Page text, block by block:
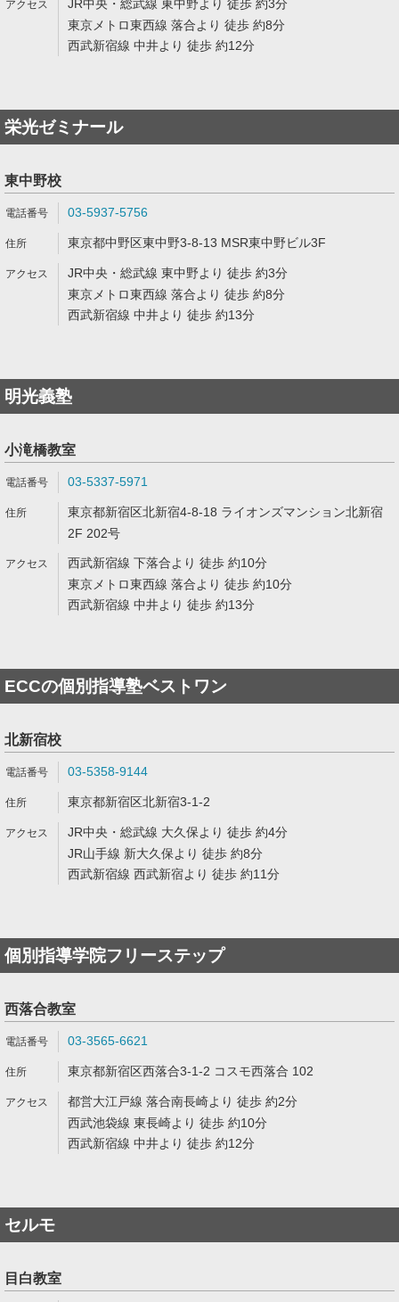
JR中央・総武線 東中野より 徒歩 約3分
東京メトロ東西線 落合より 徒歩 約8分
西武新宿線 中井より 徒歩 約12分
栄光ゼミナール
東中野校
03-5937-5756
東京都中野区東中野3-8-13 MSR東中野ビル3F
JR中央・総武線 東中野より 徒歩 約3分
東京メトロ東西線 落合より 徒歩 約8分
西武新宿線 中井より 徒歩 約13分
明光義塾
小滝橋教室
03-5337-5971
東京都新宿区北新宿4-8-18 ライオンズマンション北新宿
2F 202号
西武新宿線 下落合より 徒歩 約10分
東京メトロ東西線 落合より 徒歩 約10分
西武新宿線 中井より 徒歩 約13分
ECCの個別指導塾ベストワン
北新宿校
03-5358-9144
東京都新宿区北新宿3-1-2
JR中央・総武線 大久保より 徒歩 約4分
JR山手線 新大久保より 徒歩 約8分
西武新宿線 西武新宿より 徒歩 約11分
個別指導学院フリーステップ
西落合教室
03-3565-6621
東京都新宿区西落合3-1-2 コスモ西落合 102
都営大江戸線 落合南長崎より 徒歩 約2分
西武池袋線 東長崎より 徒歩 約10分
西武新宿線 中井より 徒歩 約12分
セルモ
目白教室